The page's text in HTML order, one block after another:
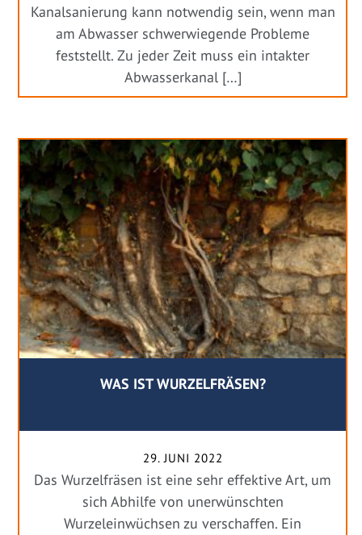
Kanalsanierung kann notwendig sein, wenn man
am Abwasser schwerwiegende Probleme
feststellt. Zu jeder Zeit muss ein intakter
Abwasserkanal […]
WAS IST WURZELFRÄSEN?
29. JUNI 2022
Das Wurzelfräsen ist eine sehr effektive Art, um
sich Abhilfe von unerwünschten
Wurzeleinwüchsen zu verschaffen. Ein